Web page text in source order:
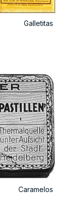
Galletitas
Caramelos